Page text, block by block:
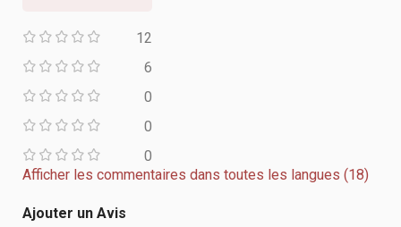
12
6
0
0
0
Afficher les commentaires dans toutes les langues (18)
Ajouter un Avis